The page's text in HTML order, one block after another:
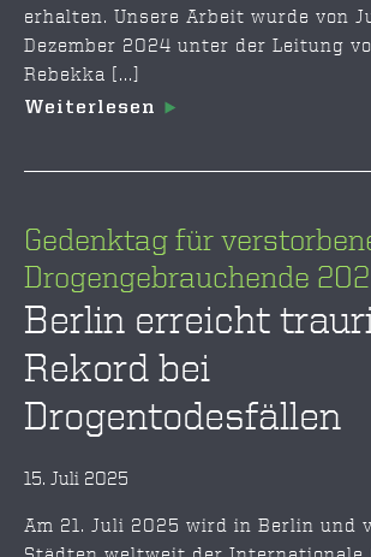
erhalten. Unsere Arbeit wurde von
Dezember 2024 unter der Leitung
Rebekka [...]
Weiterlesen
Gedenktag für
Drogengebrauchende
Berlin erreicht
Rekord bei
Drogentodesfällen
15. Juli 2025
Am 21. Juli 2025 wird in Berlin und